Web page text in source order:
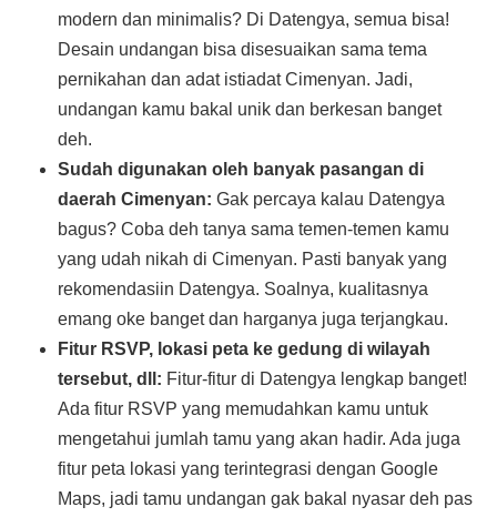
modern dan minimalis? Di Datengya, semua bisa!
Desain undangan bisa disesuaikan sama tema
pernikahan dan adat istiadat Cimenyan. Jadi,
undangan kamu bakal unik dan berkesan banget
deh.
Sudah digunakan oleh banyak pasangan di
daerah Cimenyan: Gak percaya kalau Datengya
bagus? Coba deh tanya sama temen-temen kamu
yang udah nikah di Cimenyan. Pasti banyak yang
rekomendasiin Datengya. Soalnya, kualitasnya
emang oke banget dan harganya juga terjangkau.
Fitur RSVP, lokasi peta ke gedung di wilayah
tersebut, dll: Fitur-fitur di Datengya lengkap banget!
Ada fitur RSVP yang memudahkan kamu untuk
mengetahui jumlah tamu yang akan hadir. Ada juga
fitur peta lokasi yang terintegrasi dengan Google
Maps, jadi tamu undangan gak bakal nyasar deh pas